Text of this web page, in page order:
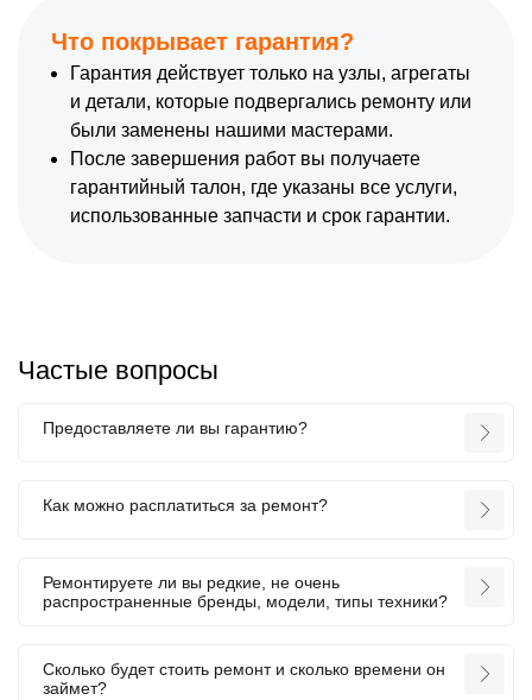
Что покрывает гарантия?
Гарантия действует только на узлы, агрегаты
и детали, которые подвергались ремонту или
были заменены нашими мастерами.
После завершения работ вы получаете
гарантийный талон, где указаны все услуги,
использованные запчасти и срок гарантии.
Частые вопросы
Предоставляете ли вы гарантию?
Как можно расплатиться за ремонт?
Ремонтируете ли вы редкие, не очень
распространенные бренды, модели, типы техники?
Сколько будет стоить ремонт и сколько времени он
займет?